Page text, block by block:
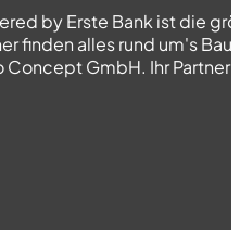
by Erste Bank ist die
finden alles rund um's
GmbH. Ihr Partner